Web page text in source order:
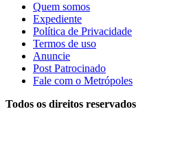
Quem somos
Expediente
Política de Privacidade
Termos de uso
Anuncie
Post Patrocinado
Fale com o Metrópoles
Todos os direitos reservados